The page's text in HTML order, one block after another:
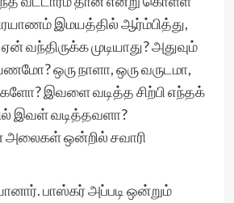
இமயத்தில் ஆர்ம்பித்து,
வந்திருக்க முடியாது? அதுவும்
ஒரு நாளா, ஒரு வருடமா,
இவளை வடித்த சிற்பி எந்தக்
இவள் வடித்தவளா?
அலைகள் ஒன்றில் சவாரி
பாஸ்கர் அப்படி ஒன்றும்